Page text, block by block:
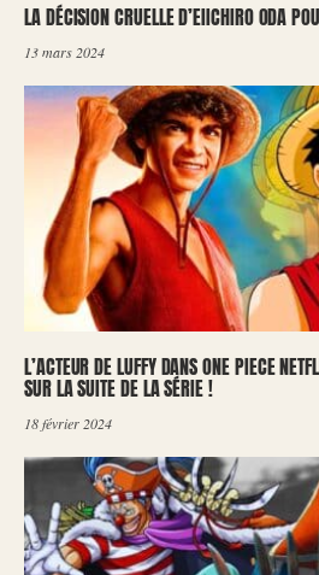
LA DÉCISION CRUELLE D’EIICHIRO ODA
13 mars 2024
L’ACTEUR DE LUFFY DANS ONE PIECE
SUR LA SUITE DE LA SÉRIE !
18 février 2024